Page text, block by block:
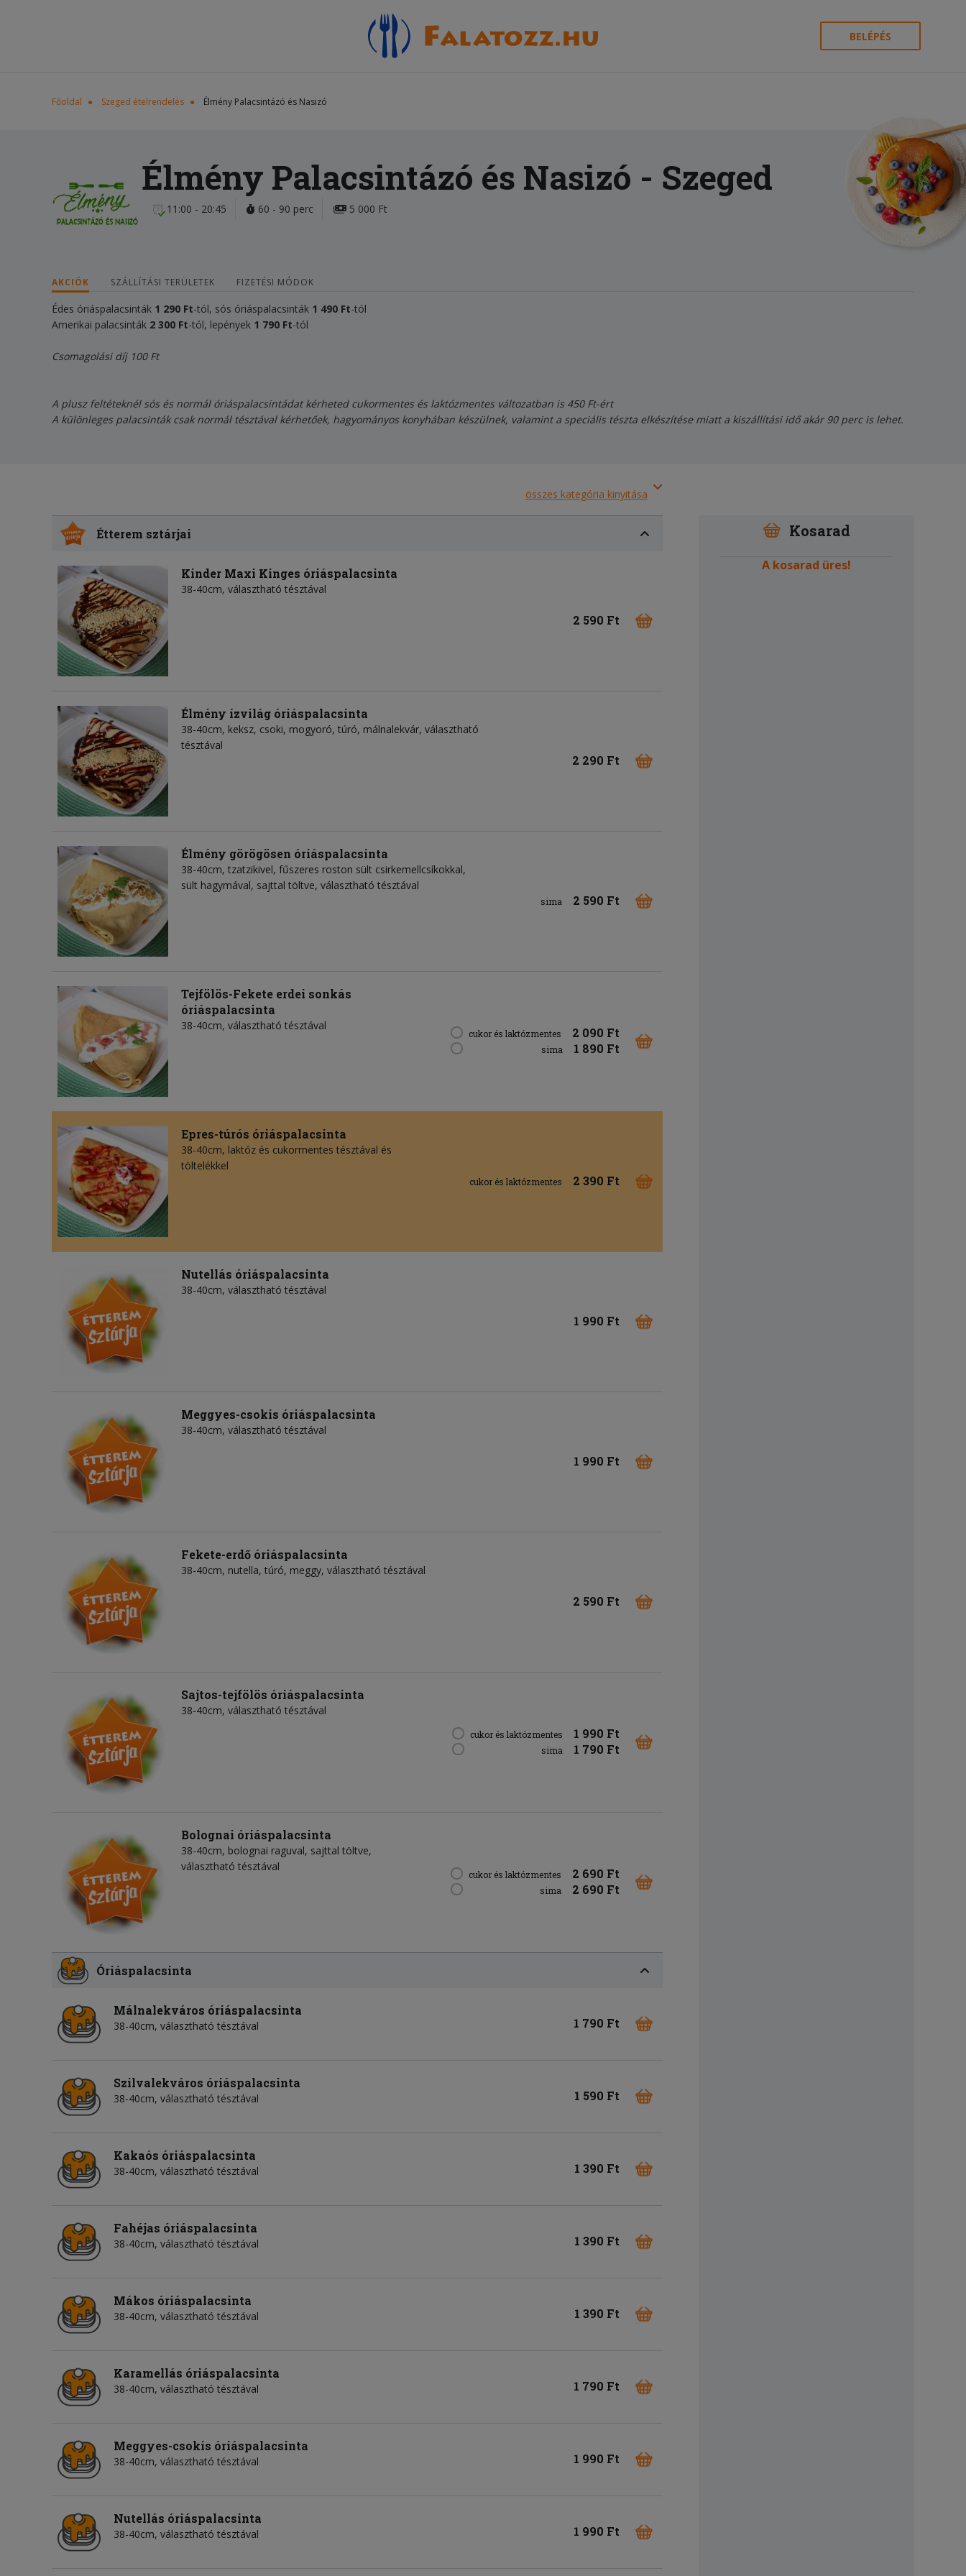
BELÉPÉS
Főoldal Szeged ételrendelés Élmény Palacsintázó és Nasizó
Élmény Palacsintázó és Nasizó - Szeged
11:00 - 20:45 60 - 90 perc 5 000 Ft
AKCIÓK SZÁLLÍTÁSI TERÜLETEK FIZETÉSI MÓDOK
Édes óriáspalacsinták 1 290 Ft-tól, sós óriáspalacsinták 1 490 Ft-tól
Amerikai palacsinták 2 300 Ft-tól, lepények 1 790 Ft-tól
Csomagolási díj 100 Ft
A plusz feltéteknél sós és normál óriáspalacsintádat kérheted cukormentes és laktózmentes változatban is 450 Ft-ért
A különleges palacsinták csak normál tésztával kérhetőek, hagyományos konyhában készülnek, valamint a speciális tészta elkészítése miatt a kiszállítási idő akár 90 perc is lehet.
összes kategória kinyitása
Étterem sztárjai
Kinder Maxi Kinges óriáspalacsinta
38-40cm, választható tésztával
2 590 Ft
Élmény ízvilág óriáspalacsinta
38-40cm, keksz, csoki, mogyoró, túró, málnalekvár, választható
tésztával
2 290 Ft
Élmény görögösen óriáspalacsinta
38-40cm, tzatzikivel, fűszeres roston sült csirkemellcsíkokkal,
sült hagymával, sajttal töltve, választható tésztával
sima 2 590 Ft
Tejfölös-Fekete erdei sonkás
óriáspalacsinta
38-40cm, választható tésztával
cukor és laktózmentes 2 090 Ft
sima 1 890 Ft
Epres-túrós óriáspalacsinta
38-40cm, laktóz és cukormentes tésztával és
töltelékkel
cukor és laktózmentes 2 390 Ft
Nutellás óriáspalacsinta
38-40cm, választható tésztával
1 990 Ft
Meggyes-csokis óriáspalacsinta
38-40cm, választható tésztával
1 990 Ft
Fekete-erdő óriáspalacsinta
38-40cm, nutella, túró, meggy, választható tésztával
2 590 Ft
Sajtos-tejfölös óriáspalacsinta
38-40cm, választható tésztával
cukor és laktózmentes 1 990 Ft
sima 1 790 Ft
Bolognai óriáspalacsinta
38-40cm, bolognai raguval, sajttal töltve,
választható tésztával
cukor és laktózmentes 2 690 Ft
sima 2 690 Ft
Óriáspalacsinta
Málnalekváros óriáspalacsinta
38-40cm, választható tésztával 1 790 Ft
Szilvalekváros óriáspalacsinta
38-40cm, választható tésztával 1 590 Ft
Kakaós óriáspalacsinta
38-40cm, választható tésztával 1 390 Ft
Fahéjas óriáspalacsinta
38-40cm, választható tésztával 1 390 Ft
Mákos óriáspalacsinta
38-40cm, választható tésztával 1 390 Ft
Karamellás óriáspalacsinta
38-40cm, választható tésztával 1 790 Ft
Meggyes-csokis óriáspalacsinta
38-40cm, választható tésztával 1 990 Ft
Nutellás óriáspalacsinta
38-40cm, választható tésztával 1 990 Ft
Kosarad
A kosarad üres!